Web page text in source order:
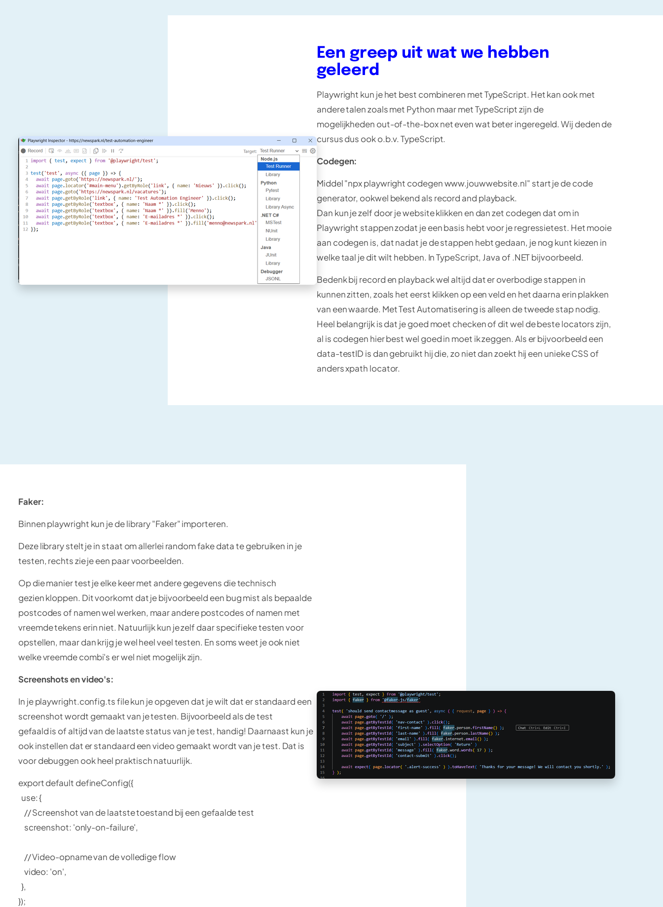
Een greep uit wat we hebben
geleerd
Playwright kun je het best combineren met TypeScript. Het kan ook met
andere talen zoals met Python maar met TypeScript zijn de
mogelijkheden out-of-the-box net even wat beter ingeregeld. Wij deden de
cursus dus ook o.b.v. TypeScript.
Codegen:
Middel "npx playwright codegen www.jouwwebsite.nl" start je de code
generator, ookwel bekend als record and playback.
Dan kun je zelf door je website klikken en dan zet codegen dat om in
Playwright stappen zodat je een basis hebt voor je regressietest. Het mooie
aan codegen is, dat nadat je de stappen hebt gedaan, je nog kunt kiezen in
welke taal je dit wilt hebben. In TypeScript, Java of .NET bijvoorbeeld.
Bedenk bij record en playback wel altijd dat er overbodige stappen in
kunnen zitten, zoals het eerst klikken op een veld en het daarna erin plakken
van een waarde. Met Test Automatisering is alleen de tweede stap nodig.
Heel belangrijk is dat je goed moet checken of dit wel de beste locators zijn,
al is codegen hier best wel goed in moet ik zeggen. Als er bijvoorbeeld een
data-testID is dan gebruikt hij die, zo niet dan zoekt hij een unieke CSS of
anders xpath locator.
Faker:
Binnen playwright kun je de library "Faker" importeren.
Deze library stelt je in staat om allerlei random fake data te gebruiken in je
testen, rechts zie je een paar voorbeelden.
Op die manier test je elke keer met andere gegevens die technisch
gezien kloppen. Dit voorkomt dat je bijvoorbeeld een bug mist als bepaalde
postcodes of namen wel werken, maar andere postcodes of namen met
vreemde tekens erin niet. Natuurlijk kun je zelf daar specifieke testen voor
opstellen, maar dan krijg je wel heel veel testen. En soms weet je ook niet
welke vreemde combi's er wel niet mogelijk zijn.
Screenshots en video's:
In je playwright.config.ts file kun je opgeven dat je wilt dat er standaard een
screenshot wordt gemaakt van je testen. Bijvoorbeeld als de test
gefaald is of altijd van de laatste status van je test, handig! Daarnaast kun je
ook instellen dat er standaard een video gemaakt wordt van je test. Dat is
voor debuggen ook heel praktisch natuurlijk.
export default defineConfig({
use: {
// Screenshot van de laatste toestand bij een gefaalde test
screenshot: 'only-on-failure',
// Video-opname van de volledige flow
video: 'on',
},
});